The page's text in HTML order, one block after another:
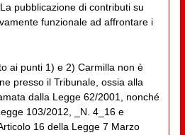
pubblicazione di contributi su
funzionale ad affrontare i
ai punti 1) e 2) Carmilla non è
presso il Tribunale, ossia alla
dalla Legge 62/2001, nonché
103/2012, _N. 4_16 e
16 della Legge 7 Marzo